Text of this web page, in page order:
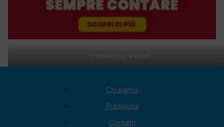
Domenico Venuti
Chi siamo
Pubblicità
Contatti